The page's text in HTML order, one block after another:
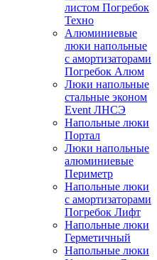
листом Погребок
Техно
Алюминиевые
люки напольные
с амортизаторами
Погребок Алюм
Люки напольные
стальные эконом
Event ЛНСЭ
Напольные люки
Портал
Люки напольные
алюминиевые
Периметр
Напольные люки
с амортизаторами
Погребок Лифт
Напольные люки
Герметичный
Напольные люки